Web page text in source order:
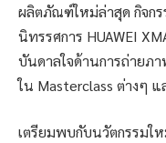
ผลิตภัณฑ์ใหม่ล่าสุด กิจก
นิทรรศการ HUAWEI
บันดาลใจด้านการถ่ายภ
ใน Masterclass ต่างๆ
เตรียมพบกับนวัตกรรมใ